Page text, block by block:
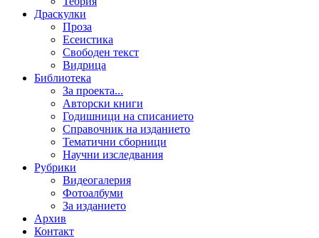
Драскулки
Проза
Есеистика
Свободен текст
Видрица
Библиотека
За проекта...
Авторски книги
Годишници на списанието
Справочник на изданието
Тематични сборници
Научни изследвания
Рубрики
Видеогалерия
Фотоалбуми
За изданието
Архив
Контакт